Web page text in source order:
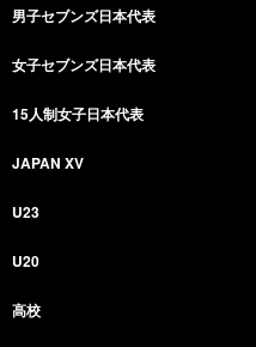
男子セブンズ日本代表
女子セブンズ日本代表
15人制女子日本代表
JAPAN XV
U23
U20
高校